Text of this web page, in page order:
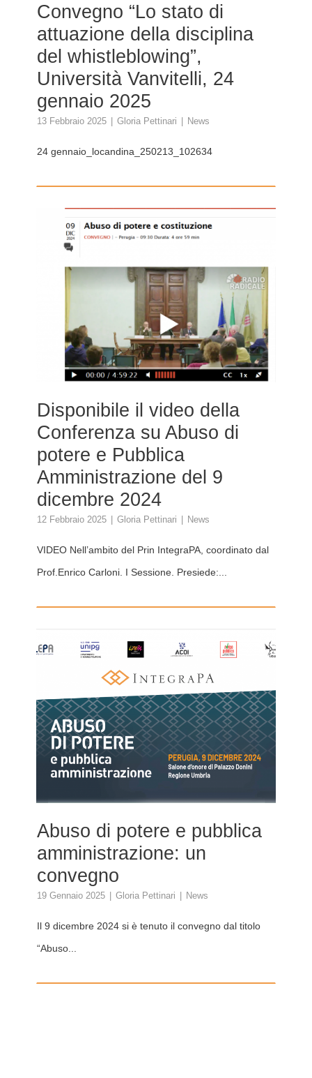
Convegno “Lo stato di
attuazione della disciplina
del whistleblowing”,
Università Vanvitelli, 24
gennaio 2025
13 Febbraio 2025 Gloria Pettinari News
24 gennaio_locandina_250213_102634
Disponibile il video della
Conferenza su Abuso di
potere e Pubblica
Amministrazione del 9
dicembre 2024
12 Febbraio 2025 Gloria Pettinari News
VIDEO Nell’ambito del Prin IntegraPA, coordinato dal
Prof.Enrico Carloni. I Sessione. Presiede:...
Abuso di potere e pubblica
amministrazione: un
convegno
19 Gennaio 2025 Gloria Pettinari News
Il 9 dicembre 2024 si è tenuto il convegno dal titolo
“Abuso...